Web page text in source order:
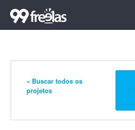
« Buscar todos os
projetos